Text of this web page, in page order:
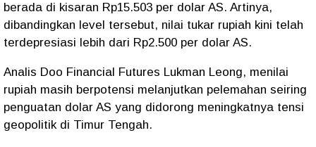
berada di kisaran Rp15.503 per dolar AS. Artinya,
dibandingkan level tersebut, nilai tukar rupiah kini telah
terdepresiasi lebih dari Rp2.500 per dolar AS.
Analis Doo Financial Futures Lukman Leong, menilai
rupiah masih berpotensi melanjutkan pelemahan seiring
penguatan dolar AS yang didorong meningkatnya tensi
geopolitik di Timur Tengah.